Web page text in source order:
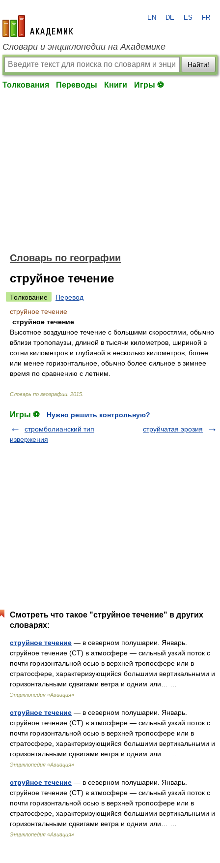
academic.ru
EN DE ES FR
Словари и энциклопедии на Академике
Найти!
Толкования Переводы Книги Игры ⚽
Словарь по географии
струйное течение
Толкование
Перевод
струйное течение
струйное течение
Высотное воздушное течение с большими скоростями, обычно
вблизи тропопаузы, длиной в тысячи километров, шириной в
сотни километров и глубиной в несколько километров, более
или менее горизонтальное, обычно более сильное в зимнее
время по сравнению с летним.
Словарь по географии 2015
Игры ⚽
Нужно решить контрольную?
стромболианский тип
извержения
струйчатая эрозия
Смотреть что такое "струйное течение" в других
словарях:
струйное течение — в северном полушарии. Январь.
струйное течение (СТ) в атмосфере — сильный узкий поток с
почти горизонтальной осью в верхней тропосфере или в
стратосфере, характеризующийся большими вертикальными и
горизонтальными сдвигами ветра и одним или… …
Энциклопедия «Авиация»
струйное течение — в северном полушарии. Январь.
струйное течение (СТ) в атмосфере — сильный узкий поток с
почти горизонтальной осью в верхней тропосфере или в
стратосфере, характеризующийся большими вертикальными и
горизонтальными сдвигами ветра и одним или… …
Энциклопедия «Авиация»
струйное течение — в северном полушарии. Январь.
струйное течение (СТ) в атмосфере — сильный узкий поток с
почти горизонтальной осью в верхней тропосфере или в
стратосфере, характеризующийся большими вертикальными и
горизонтальными сдвигами ветра и одним или… …
Энциклопедия «Авиация»